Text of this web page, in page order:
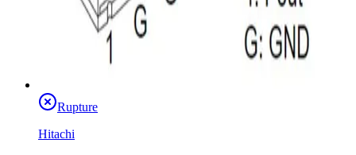
Rupture
Hitachi